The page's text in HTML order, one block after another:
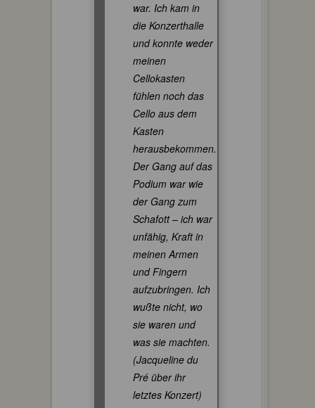
war. Ich kam in
die Konzerthalle
und konnte weder
meinen
Cellokasten
fühlen noch das
Cello aus dem
Kasten
herausbekommen.
Der Gang auf das
Podium war wie
der Gang zum
Schafott – ich war
unfähig, Kraft in
meinen Armen
und Fingern
aufzubringen. Ich
wußte nicht, wo
sie waren und
was sie machten.
(Jacqueline du
Pré über ihr
letztes Konzert)